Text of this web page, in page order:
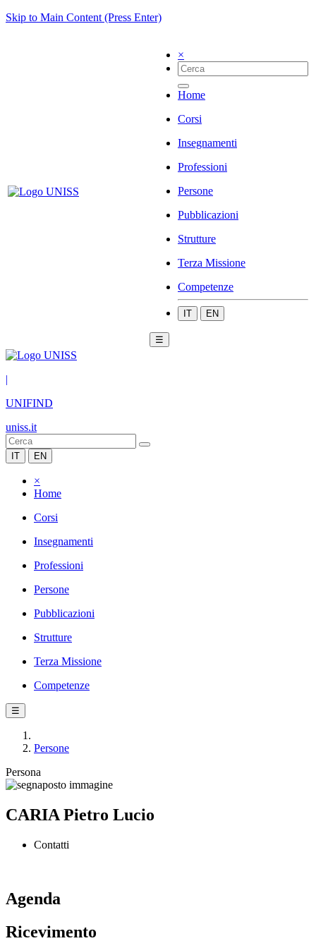
Skip to Main Content (Press Enter)
×
Home
Corsi
Insegnamenti
Professioni
Persone
Pubblicazioni
Strutture
Terza Missione
Competenze
IT EN
☰
|
UNIFIND
uniss.it
IT EN
×
Home
Corsi
Insegnamenti
Professioni
Persone
Pubblicazioni
Strutture
Terza Missione
Competenze
☰
Persone
Persona
CARIA Pietro Lucio
Contatti
Agenda
Ricevimento